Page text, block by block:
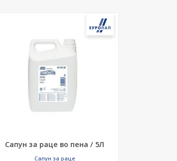
Сапун за раце во пена / 5Л
Сапун за раце